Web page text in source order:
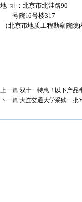
地 址：北京市北洼路90
号院16号楼317
（北京市地质工程勘察院院
上一篇:双十一特惠！以下产品
下一篇:大连交通大学采购一批